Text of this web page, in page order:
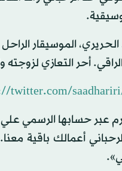
الموسيقار
أحر التعازي
twitter.com/
عبر حسابها الرسمي
أعمالك باقية